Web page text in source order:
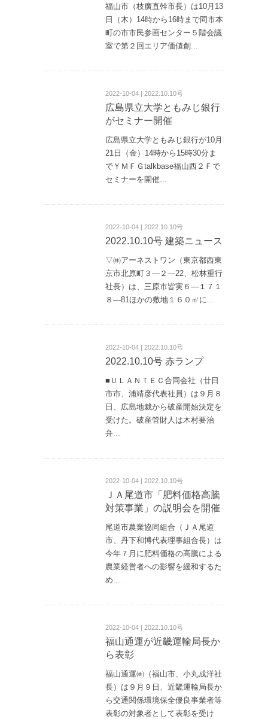
福山市（枝廣直幹市長）は10月13
日（木）14時から16時まで同市本
町の市市民参画センター５階会議
室で第２回エリア価値創
2022-10-04 | 2022.10.10号
広島県立大学ともみじ銀行
がセミナー開催
広島県立大学ともみじ銀行が10月
21日（金）14時から15時30分ま
でＹＭＦＧtalkbase福山西２Ｆで
セミナーを開催
2022-10-04 | 2022.10.10号
2022.10.10号 建築ニュース
▽㈱アーネストワン（東京都西東
京市北原町３—２—22、松林重行
社長）は、三原市皆実６—１７１
８—81ほかの敷地１６０㎡に
2022-10-04 | 2022.10.10号
2022.10.10号 赤ランプ
■ＵＬＡＮＴＥＣ合同会社（廿日
市市、浦靖彦代表社員）は９月８
日、広島地裁から破産開始決定を
受けた。破産管財人は木村要治
弁
2022-10-04 | 2022.10.10号
ＪＡ尾道市「肥料価格高騰
対策事業」の説明会を開催
尾道市農業協同組合（ＪＡ尾道
市、丹下和博代表理事組合長）は
今年７月に肥料価格の高騰による
農業経営者への影響を緩和するた
め
2022-10-04 | 2022.10.10号
福山通運が近畿運輸局長か
ら表彰
福山通運㈱（福山市、小丸成洋社
長）は９月９日、近畿運輸局長か
ら交通関係環境保全優良事業者等
表彰の対象者として表彰を受け